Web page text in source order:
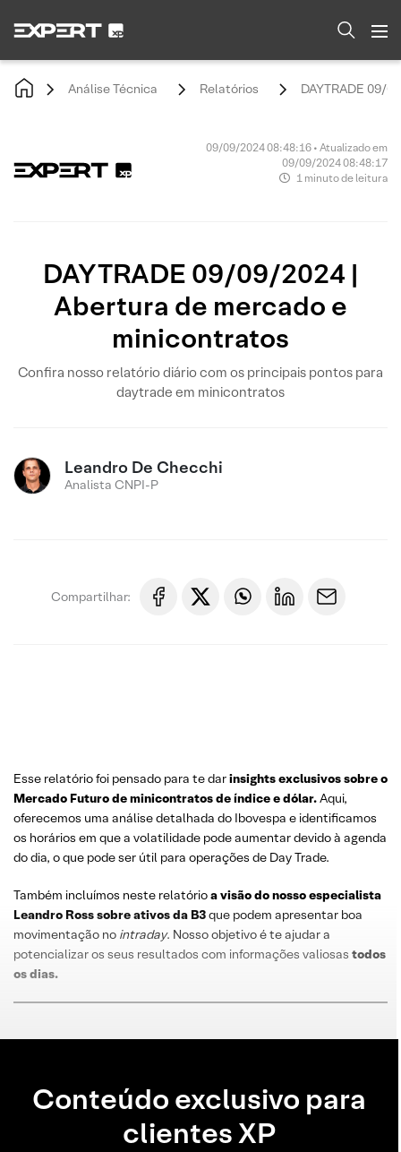
Análise Técnica Relatórios DAYTRADE 09/
09/09/2024 08:48:16 • Atualizado em
09/09/2024 08:48:17
1 minuto de leitura
DAYTRADE 09/09/2024 |
Abertura de mercado e
minicontratos
Confira nosso relatório diário com os principais pontos para
daytrade em minicontratos
Leandro De Checchi
Analista CNPI-P
Compartilhar:
Esse relatório foi pensado para te darinsights exclusivos sobre o
Mercado Futurode minicontratos de índice e dólar.Aqui,
oferecemos uma análise detalhada do Ibovespa e identificamos
os horários em que a volatilidade pode aumentar devido à agenda
do dia, o que pode ser útil para operações de Day Trade.
Também incluímos neste relatórioa visão do nosso especialista
Leandro Rosssobreativos da B3que podem apresentar boa
movimentação no intraday. Nosso objetivo é te ajudar a
potencializar os seus resultados com informações valiosas todos
os dias.
Conteúdo exclusivo para
clientes XP